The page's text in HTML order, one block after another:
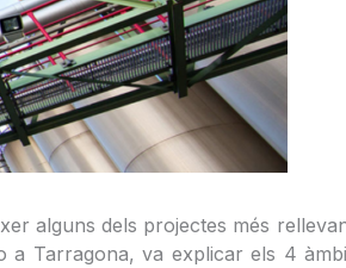
alguns dels projectes més
Tarragona, va explicar els 4